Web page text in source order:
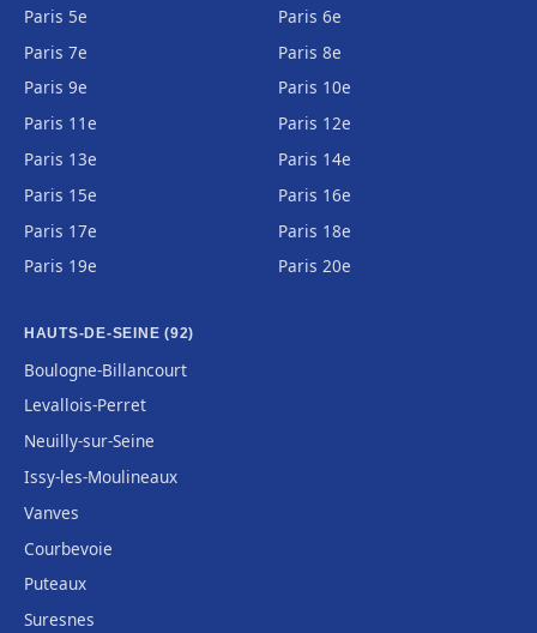
Paris 5e
Paris 6e
Paris 7e
Paris 8e
Paris 9e
Paris 10e
Paris 11e
Paris 12e
Paris 13e
Paris 14e
Paris 15e
Paris 16e
Paris 17e
Paris 18e
Paris 19e
Paris 20e
HAUTS-DE-SEINE (92)
Boulogne-Billancourt
Levallois-Perret
Neuilly-sur-Seine
Issy-les-Moulineaux
Vanves
Courbevoie
Puteaux
Suresnes